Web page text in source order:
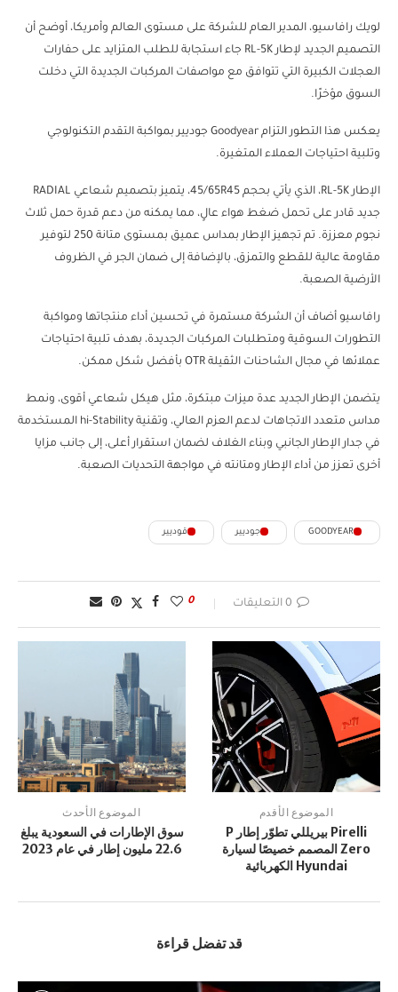
لويك رافاسيو، المدير العام للشركة على مستوى العالم وأمريكا، أوضح أن
التصميم الجديد لإطار RL-5K جاء استجابة للطلب المتزايد على حفارات
العجلات الكبيرة التي تتوافق مع مواصفات المركبات الجديدة التي دخلت
السوق مؤخرًا.
يعكس هذا التطور التزام Goodyear جوديير بمواكبة التقدم التكنولوجي
وتلبية احتياجات العملاء المتغيرة.
جديد قادر على تحمل ضغط هواء عالٍ، مما يمكنه من دعم قدرة حمل ثلاث
نجوم معززة. تم تجهيز الإطار بمداس عميق بمستوى متانة 250 لتوفير
مقاومة عالية للقطع والتمزق، بالإضافة إلى ضمان الجر في الظروف
الأرضية الصعبة.
رافاسيو أضاف أن الشركة مستمرة في تحسين أداء منتجاتها ومواكبة
التطورات السوقية ومتطلبات المركبات الجديدة، بهدف تلبية احتياجات
عملائها في مجال الشاحنات الثقيلة OTR بأفضل شكل ممكن.
يتضمن الإطار الجديد عدة ميزات مبتكرة، مثل هيكل شعاعي أقوى، ونمط
مداس متعدد الاتجاهات لدعم العزم العالي، وتقنية hi-Stability المستخدمة
في جدار الإطار الجانبي وبناء الغلاف لضمان استقرار أعلى، إلى جانب مزايا
أخرى تعزز من أداء الإطار ومتانته في مواجهة التحديات الصعبة.
GOODYEAR جوديير قوديير
0 التعليقات 0
الموضوع الأقدم
Pirelli بيريللي تطوّر إطار P
Zero المصمم خصيصًا لسيارة
Hyundai الكهربائية
الموضوع الأحدث
سوق الإطارات في السعودية يبلغ
22.6 مليون إطار في عام 2023
قد تفضل قراءة